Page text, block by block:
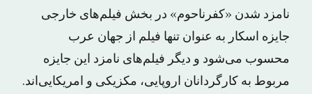
نامزد شدن «کفرناحوم» در بخش فیلم‌های خارجی
جایزه اسکار به عنوان تنها فیلم از جهان عرب
محسوب می‌شود و دیگر فیلم‌های نامزد این جایزه
مربوط به کارگردانان اروپایی، مکزیکی و امریکایی‌اند.